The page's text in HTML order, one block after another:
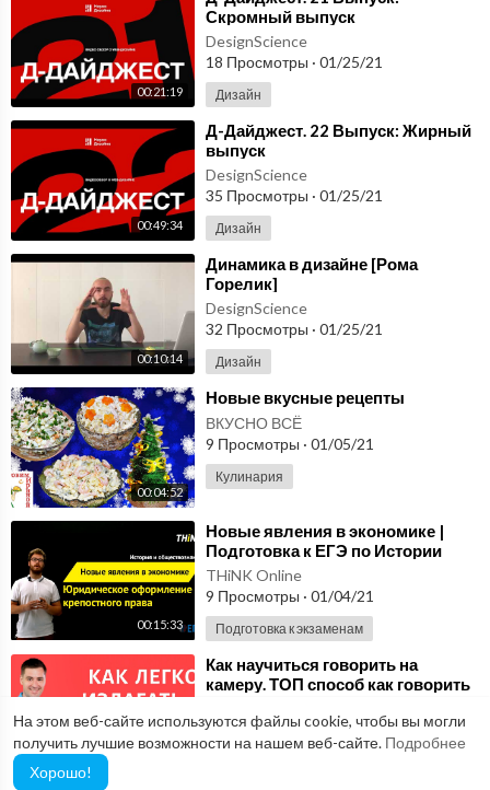
На этом веб-сайте используются файлы cookie, чтобы вы могли
получить лучшие возможности на нашем веб-сайте. Подробнее
Хорошо!
00:21:19
Скромный выпуск
DesignScience
18 Просмотры · 01/25/21
Дизайн
00:49:34
⁣Д-Дайджест. 22 Выпуск: Жирный
выпуск
DesignScience
35 Просмотры · 01/25/21
Дизайн
00:10:14
⁣Динамика в дизайне [Рома
Горелик]
DesignScience
32 Просмотры · 01/25/21
Дизайн
00:04:52
⁣Новые вкусные рецепты
ВКУСНО ВСЁ
9 Просмотры · 01/05/21
Кулинария
00:15:33
⁣Новые явления в экономике |
Подготовка к ЕГЭ по Истории
THiNK Online
9 Просмотры · 01/04/21
Подготовка к экзаменам
⁣Как научиться говорить на
камеру. ТОП способ как говорить
39 Просмотры·10/23/20